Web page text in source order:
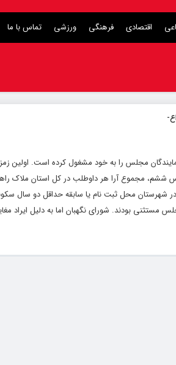
اقتصادی فرهنگی ورزشی تماس با ما
دولت
مجلس را به خود مشغول کرده است. اولین
شد. در طرح مصوب مجلس ششم، مجموع آرا هر داوطلب در کل استان
محل ثبت نام یا سابقه حداقل دو سال
بودند. شورای نگهبان اما به دلیل ایراد